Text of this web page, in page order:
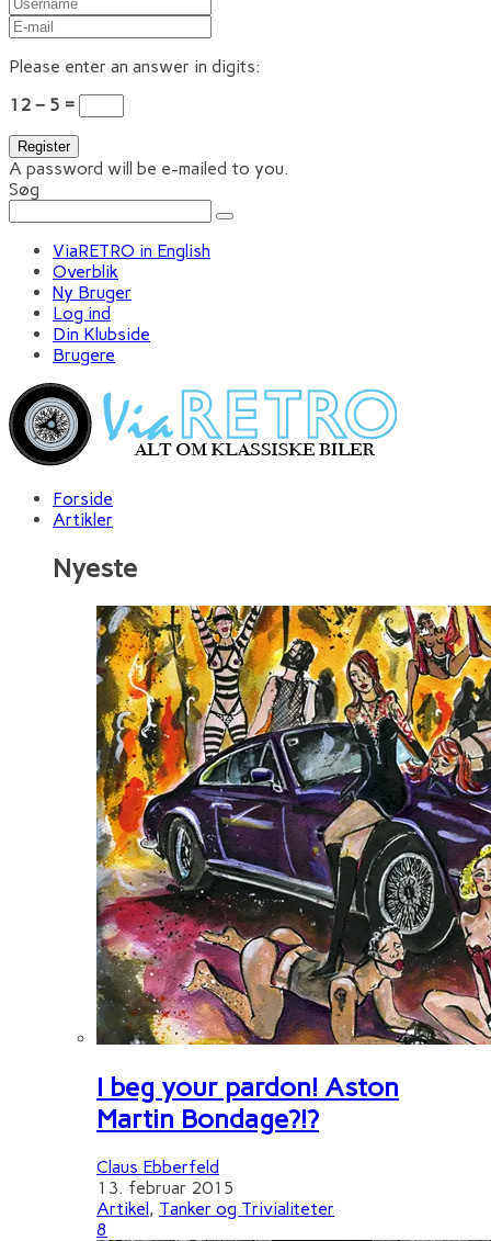
Please enter an answer in digits:
12 − 5 =
A password will be e-mailed to you.
Søg
ViaRETRO in English
Overblik
Ny Bruger
Log ind
Din Klubside
Brugere
Forside
Artikler
Nyeste
I beg your pardon! Aston
Martin Bondage?!?
Claus Ebberfeld
13. februar 2015
Artikel, Tanker og Trivialiteter
8